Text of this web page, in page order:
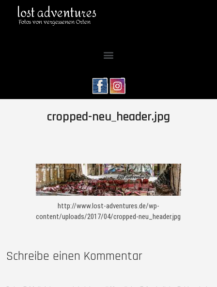
lost adventures
Fotos von vergessenen Orten
cropped-neu_header.jpg
http://www.lost-adventures.de/wp-
content/uploads/2017/04/cropped-neu_header.jpg
Schreibe einen Kommentar